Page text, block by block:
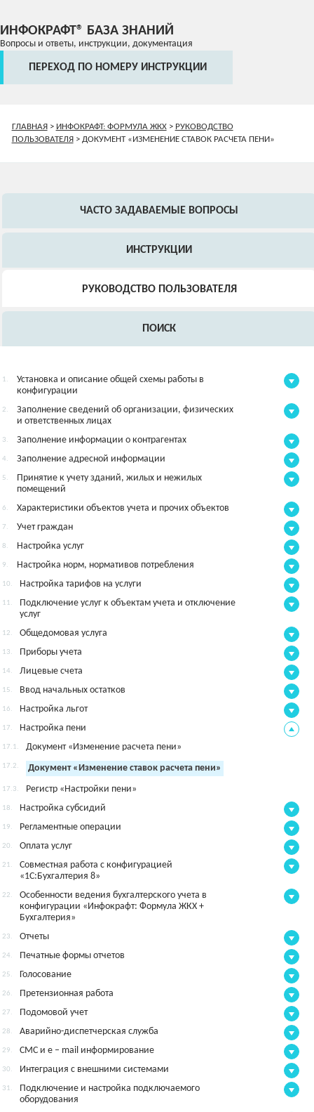
ИНФОКРАФТ® БАЗА ЗНАНИЙ
Вопросы и ответы, инструкции, документация
ПЕРЕХОД ПО НОМЕРУ ИНСТРУКЦИИ
ГЛАВНАЯ> ИНФОКРАФТ: ФОРМУЛА ЖКХ> РУКОВОДСТВО
ПОЛЬЗОВАТЕЛЯ> ДОКУМЕНТ «ИЗМЕНЕНИЕ СТАВОК РАСЧЕТА ПЕНИ»
ЧАСТО ЗАДАВАЕМЫЕ ВОПРОСЫ
ИНСТРУКЦИИ
РУКОВОДСТВО ПОЛЬЗОВАТЕЛЯ
ПОИСК
1.
Установка и описание общей схемы работы в
конфигурации
2.
Заполнение сведений об организации, физических
и ответственных лицах
3. Заполнение информации о контрагентах
4. Заполнение адресной информации
5.
Принятие к учету зданий, жилых и нежилых
помещений
6. Характеристики объектов учета и прочих объектов
7. Учет граждан
8. Настройка услуг
9. Настройка норм, нормативов потребления
10. Настройка тарифов на услуги
11.
Подключение услуг к объектам учета и отключение
услуг
12. Общедомовая услуга
13. Приборы учета
14. Лицевые счета
15. Ввод начальных остатков
16. Настройка льгот
17. Настройка пени
17.1. Документ «Изменение расчета пени»
17.2. Документ «Изменение ставок расчета пени»
17.3. Регистр «Настройки пени»
18. Настройка субсидий
19. Регламентные операции
20. Оплата услуг
21.
Совместная работа с конфигурацией
«1С:Бухгалтерия 8»
22.
Особенности ведения бухгалтерского учета в
конфигурации «Инфокрафт: Формула ЖКХ +
Бухгалтерия»
23. Отчеты
24. Печатные формы отчетов
25. Голосование
26. Претензионная работа
27. Подомовой учет
28. Аварийно-диспетчерская служба
29. СМС и e – mail информирование
30. Интеграция с внешними системами
31.
Подключение и настройка подключаемого
оборудования